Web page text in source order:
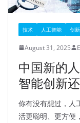
技术 人工智能 创新
August 31, 2025
中国新的
智能创新
你有没有想过，人
活更聪明、更方便